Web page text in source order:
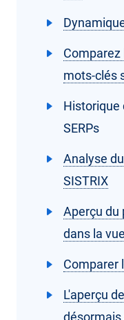
Comparez
mots-clés
Historique
SERPs
Analyse
SISTRIX
Aperçu du
dans la
Comparer
L'aperçu